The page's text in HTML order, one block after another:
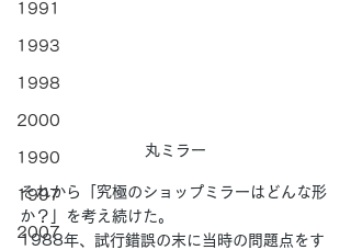
1991
1993
1998
2000
1990
1997
2007
丸ミラー
それから「究極のショップミラーはどんな形
か？」を考え続けた。
1988年、試行錯誤の末に当時の問題点をす